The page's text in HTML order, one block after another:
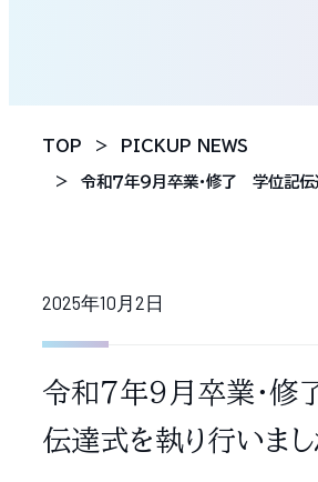
TOP PICKUP NEWS
令和７年９月卒業・修了 学位記
2025年10月2日
令和７年９月卒業・
伝達式を執り行いまし